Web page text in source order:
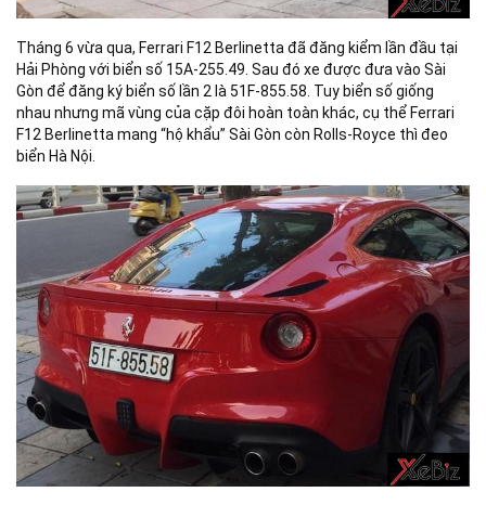
Tháng 6 vừa qua, Ferrari F12 Berlinetta đã đăng kiểm lần đầu tại
Hải Phòng với biển số 15A-255.49. Sau đó xe được đưa vào Sài
Gòn để đăng ký biển số lần 2 là 51F-855.58. Tuy biển số giống
nhau nhưng mã vùng của cặp đôi hoàn toàn khác, cụ thể Ferrari
F12 Berlinetta mang “hộ khẩu” Sài Gòn còn Rolls-Royce thì đeo
biển Hà Nội.